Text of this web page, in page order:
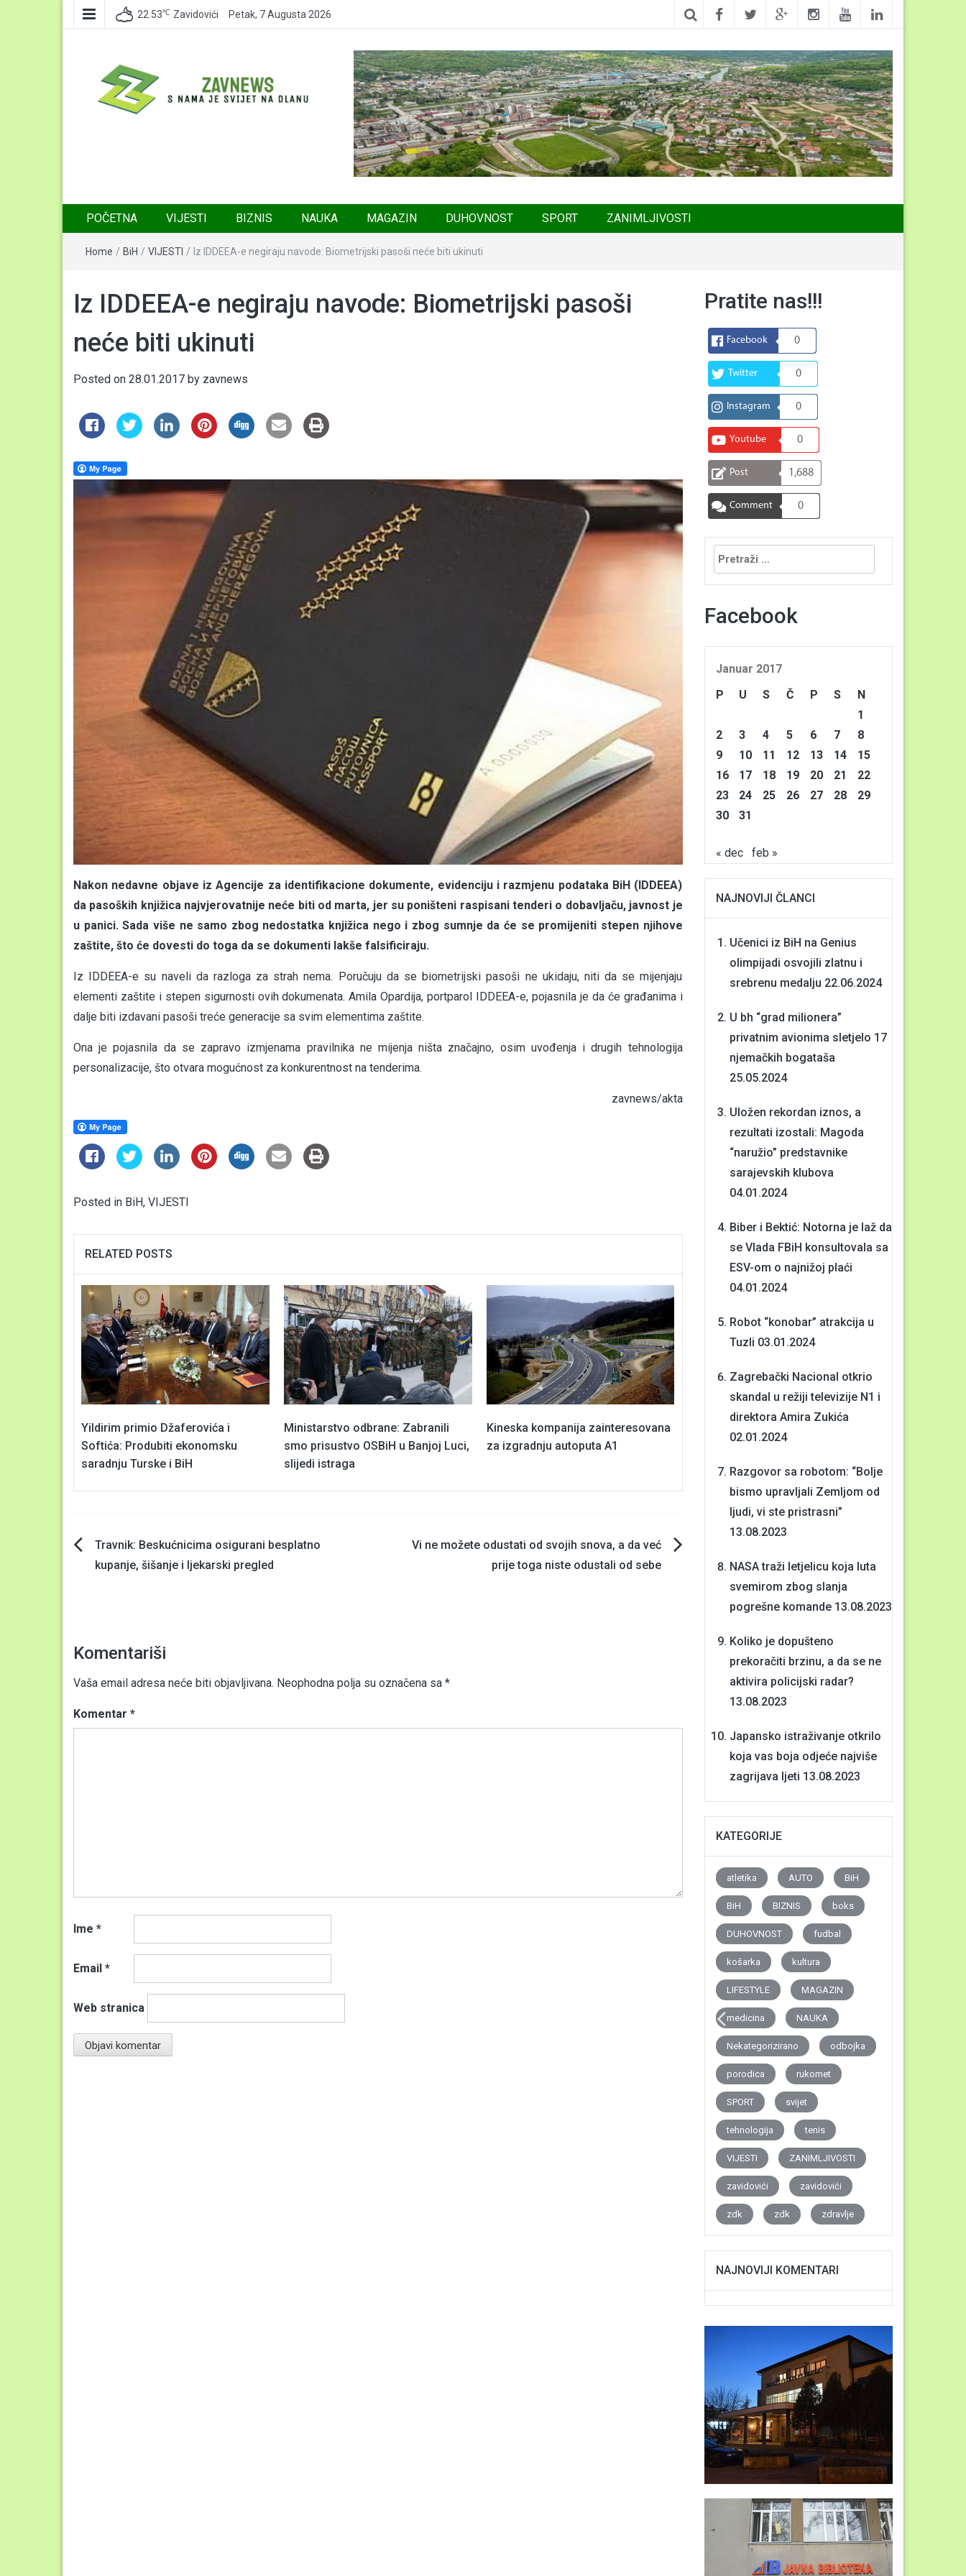
22.53℃ Zavidovići Petak, 7 Augusta 2026
POČETNA VIJESTI BIZNIS NAUKA MAGAZIN DUHOVNOST SPORT ZANIMLJIVOSTI
Home / BiH / VIJESTI / Iz IDDEEA-e negiraju navode: Biometrijski pasoši neće biti ukinuti
Iz IDDEEA-e negiraju navode: Biometrijski pasoši
neće biti ukinuti
Posted on 28.01.2017 by zavnews
Nakon nedavne objave iz Agencije za identifikacione dokumente, evidenciju i razmjenu podataka BiH (IDDEEA)
da pasoških knjižica najvjerovatnije neće biti od marta, jer su poništeni raspisani tenderi o dobavljaču, javnost je
u panici. Sada više ne samo zbog nedostatka knjižica nego i zbog sumnje da će se promijeniti stepen njihove
zaštite, što će dovesti do toga da se dokumenti lakše falsificiraju.
Iz IDDEEA-e su naveli da razloga za strah nema. Poručuju da se biometrijski pasoši ne ukidaju, niti da se mijenjaju
elementi zaštite i stepen sigurnosti ovih dokumenata. Amila Opardija, portparol IDDEEA-e, pojasnila je da će građanima i
dalje biti izdavani pasoši treće generacije sa svim elementima zaštite.
Ona je pojasnila da se zapravo izmjenama pravilnika ne mijenja ništa značajno, osim uvođenja i drugih tehnologija
personalizacije, što otvara mogućnost za konkurentnost na tenderima.
zavnews/akta
Posted in BiH, VIJESTI
RELATED POSTS
Yildirim primio Džaferovića i
Softića: Produbiti ekonomsku
saradnju Turske i BiH
Ministarstvo odbrane: Zabranili
smo prisustvo OSBiH u Banjoj Luci,
slijedi istraga
Kineska kompanija zainteresovana
za izgradnju autoputa A1
Navigacija
Travnik: Beskućnicima osigurani besplatno
kupanje, šišanje i ljekarski pregled
Vi ne možete odustati od svojih snova, a da već
prije toga niste odustali od sebe
Komentariši
Vaša email adresa neće biti objavljivana. Neophodna polja su označena sa *
Komentar *
Ime *
Email *
Web stranica
Pratite nas!!!
Facebook 0
Twitter 0
Instagram 0
Youtube 0
Post 1,688
Comment 0
Pretraga:
Facebook
Januar 2017
P
U S Č P S
N
1
2
3 4 5 6 7
8
9
10 11 12 13 14
15
16
17 18 19 20 21
22
23
24 25 26 27 28
29
30
31
« dec feb »
NAJNOVIJI ČLANCI
Učenici iz BiH na Genius
olimpijadi osvojili zlatnu i
srebrenu medalju 22.06.2024
U bh “grad milionera”
privatnim avionima sletjelo 17
njemačkih bogataša
25.05.2024
Uložen rekordan iznos, a
rezultati izostali: Magoda
“naružio” predstavnike
sarajevskih klubova
04.01.2024
Biber i Bektić: Notorna je laž da
se Vlada FBiH konsultovala sa
ESV-om o najnižoj plaći
04.01.2024
Robot “konobar” atrakcija u
Tuzli 03.01.2024
Zagrebački Nacional otkrio
skandal u režiji televizije N1 i
direktora Amira Zukića
02.01.2024
Razgovor sa robotom: “Bolje
bismo upravljali Zemljom od
ljudi, vi ste pristrasni”
13.08.2023
NASA traži letjelicu koja luta
svemirom zbog slanja
pogrešne komande 13.08.2023
Koliko je dopušteno
prekoračiti brzinu, a da se ne
aktivira policijski radar?
13.08.2023
Japansko istraživanje otkrilo
koja vas boja odjeće najviše
zagrijava ljeti 13.08.2023
KATEGORIJE
atletika AUTO BiH
BiH BIZNIS boks
DUHOVNOST fudbal
košarka kultura
LIFESTYLE MAGAZIN
medicina NAUKA
Nekategorizirano odbojka
porodica rukomet
SPORT svijet
tehnologija tenis
VIJESTI ZANIMLJIVOSTI
zavidovići zavidovići
zdk zdk zdravlje
NAJNOVIJI KOMENTARI